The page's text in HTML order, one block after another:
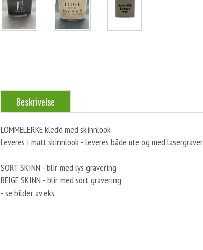
Beskrivelse
LOMMELERKE kledd med skinnlook
Leveres i matt skinnlook - leveres både ute og med
SORT SKINN - blir med lys gravering
BEIGE SKINN - blir med sort gravering
- se bilder av eks.